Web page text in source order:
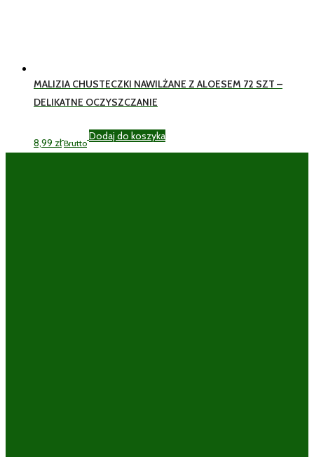
MALIZIA CHUSTECZKI NAWILŻANE Z ALOESEM 72 SZT –
DELIKATNE OCZYSZCZANIE
8,99 zł Brutto
Dodaj do koszyka